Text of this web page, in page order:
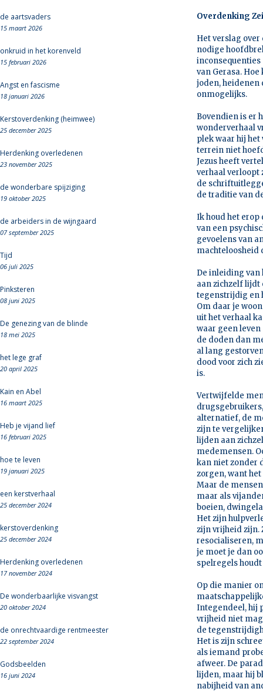
de aartsvaders
15 maart 2026
onkruid in het korenveld
15 februari 2026
Angst en fascisme
18 januari 2026
Kerstoverdenking (heimwee)
25 december 2025
Herdenking overledenen
23 november 2025
de wonderbare spijziging
19 oktober 2025
de arbeiders in de wijngaard
07 september 2025
Tijd
06 juli 2025
Pinksteren
08 juni 2025
De genezing van de blinde
18 mei 2025
het lege graf
20 april 2025
Kain en Abel
16 maart 2025
Heb je vijand lief
16 februari 2025
hoe te leven
19 januari 2025
een kerstverhaal
25 december 2024
kerstoverdenking
25 december 2024
Herdenking overledenen
17 november 2024
De wonderbaarlijke visvangst
20 oktober 2024
de onrechtvaardige rentmeester
22 september 2024
Godsbeelden
16 juni 2024
Overdenking
Het verslag
nodige
inconsequenties
van Gerasa.
joden, heidenen
onmogelijks.
Bovendien is er
wonderverhaal
plek waar hij
terrein niet
Jezus heeft
verhaal verloopt
de
de traditie van
Ik houd het erop
van een
gevoelens van
machteloosheid
De inleiding van
aan zichzelf lijdt
tegenstrijdig en
Om daar je
uit het verhaal
waar geen
de doden dan
al lang
dood voor zich
is.
Vertwijfelde
alternatief, de
zijn te
lijden aan
medemensen.
kan niet zonder
zorgen, want
Maar de
maar als
boeien,
Het zijn
zijn vrijheid zijn.
resocialiseren,
je moet je dan
spelregels
Op die manier
Integendeel, hij
vrijheid niet
de
Het is zijn
als iemand
afweer. De
lijden, maar hij
nabijheid van